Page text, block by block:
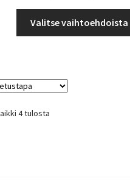
-
Valitse vaihtoehdoista
4 tulosta